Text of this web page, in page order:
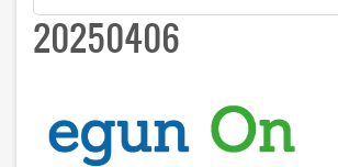
20250406